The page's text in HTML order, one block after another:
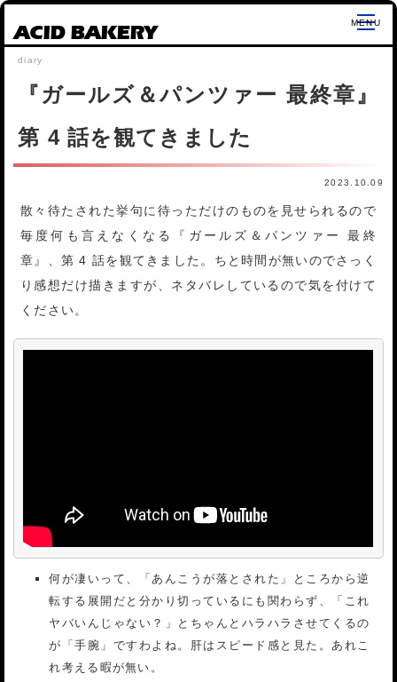
ACID BAKERY
『ガールズ＆パンツァー 最終章』
第 4 話を観てきました
2023.10.09
散々待たされた挙句に待っただけのものを見せられるので
毎度何も言えなくなる『ガールズ＆パンツァー 最終
章』、第 4 話を観てきました。ちと時間が無いのでさっく
り感想だけ描きますが、ネタバレしているので気を付けて
ください。
何が凄いって、「あんこうが落とされた」ところから逆
転する展開だと分かり切っているにも関わらず、「これ
ヤバいんじゃない？」とちゃんとハラハラさせてくるの
が「手腕」ですわよね。肝はスピード感と見た。あれこ
れ考える暇が無い。